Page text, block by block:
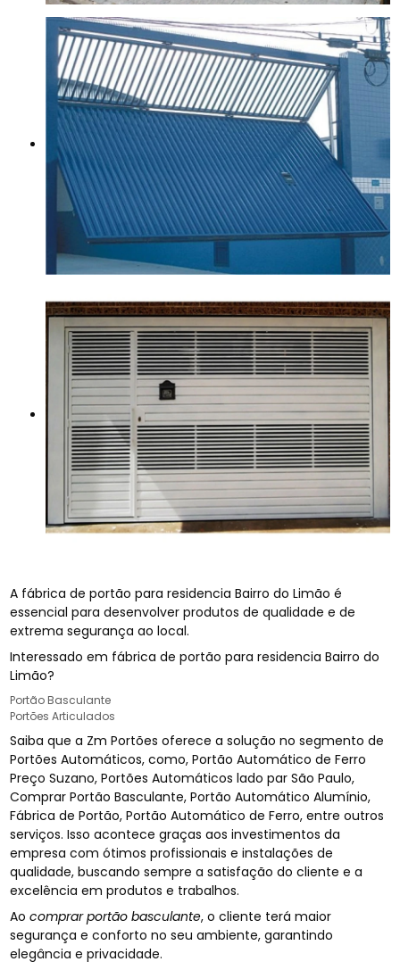
A fábrica de portão para residencia Bairro do Limão é
essencial para desenvolver produtos de qualidade e de
extrema segurança ao local.
Interessado em fábrica de portão para residencia Bairro do
Limão?
Portão Basculante
Portões Articulados
Saiba que a Zm Portões oferece a solução no segmento de
Portões Automáticos, como, Portão Automático de Ferro
Preço Suzano, Portões Automáticos lado par São Paulo,
Comprar Portão Basculante, Portão Automático Alumínio,
Fábrica de Portão, Portão Automático de Ferro, entre outros
serviços. Isso acontece graças aos investimentos da
empresa com ótimos profissionais e instalações de
qualidade, buscando sempre a satisfação do cliente e a
excelência em produtos e trabalhos.
Aocomprar portão basculante, o cliente terá maior
segurança e conforto no seu ambiente, garantindo
elegância e privacidade.